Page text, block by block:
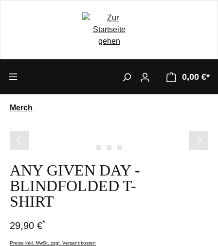
0,00 €*
Merch
ANY GIVEN DAY -
BLINDFOLDED T-
SHIRT
29,90 €*
Preise inkl. MwSt. zzgl. Versandkosten